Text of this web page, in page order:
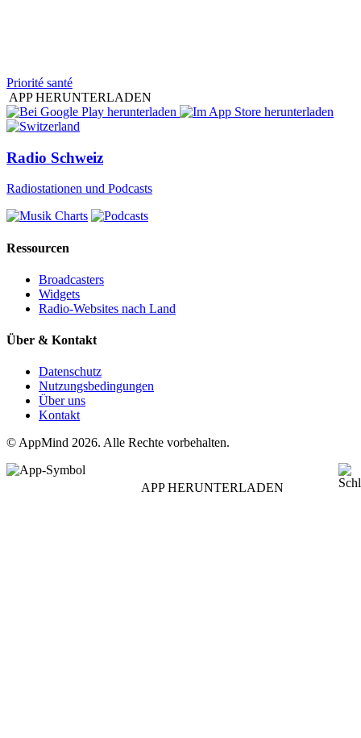
Priorité santé
APP HERUNTERLADEN
Radio Schweiz
Radiostationen und Podcasts
Ressourcen
Broadcasters
Widgets
Radio-Websites nach Land
Über & Kontakt
Datenschutz
Nutzungsbedingungen
Über uns
Kontakt
© AppMind 2026. Alle Rechte vorbehalten.
APP HERUNTERLADEN